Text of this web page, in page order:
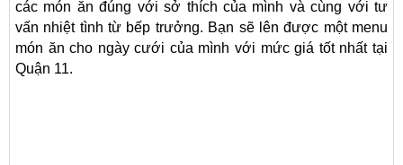
các món ăn đúng với sở thích của mình và cùng với tư
vấn nhiệt tình từ bếp trưởng. Bạn sẽ lên được một menu
món ăn cho ngày cưới của mình với mức giá tốt nhất tại
Quận 11.